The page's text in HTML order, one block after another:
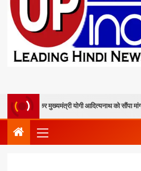
मुख्यमंत्री योगी आदित्यनाथ को सौंपा मांग पत्र